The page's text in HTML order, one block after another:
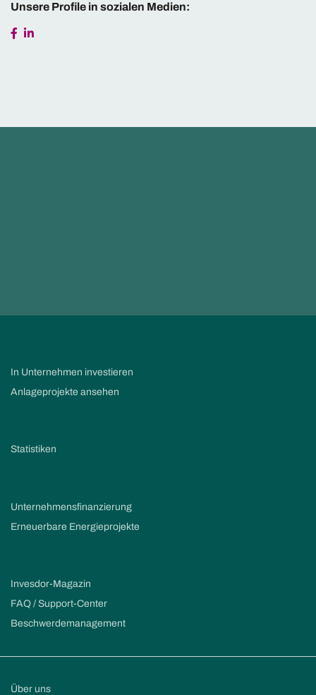
Unsere Profile in sozialen Medien:
In Unternehmen investieren
Anlageprojekte ansehen
Statistiken
Unternehmensfinanzierung
Erneuerbare Energieprojekte
Invesdor-Magazin
FAQ / Support-Center
Beschwerdemanagement
Über uns